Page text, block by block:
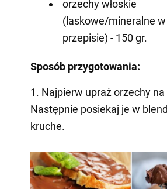
orzechy włoskie
(laskowe/mineralne
przepisie) - 150 gr.
Sposób przygotowania:
1. Najpierw upraż orzechy na
Następnie posiekaj je w
kruche.